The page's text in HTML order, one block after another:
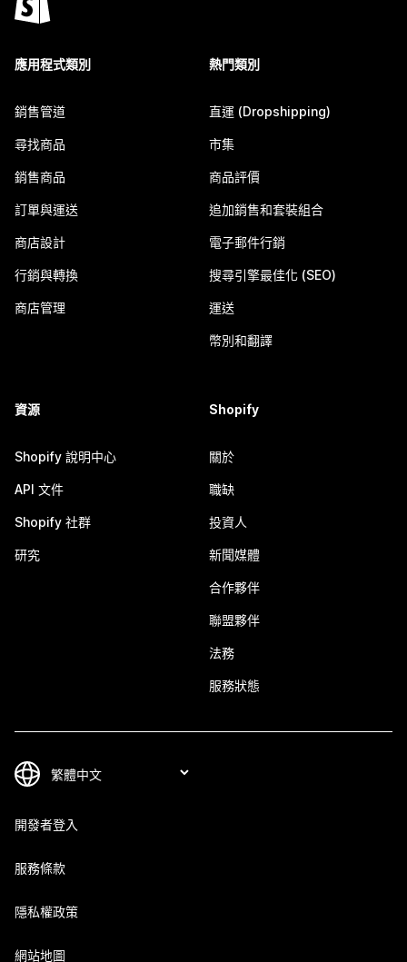
應用程式類別
銷售管道
尋找商品
銷售商品
訂單與運送
商店設計
行銷與轉換
商店管理
熱門類別
直運 (Dropshipping)
市集
商品評價
追加銷售和套裝組合
電子郵件行銷
搜尋引擎最佳化 (SEO)
運送
幣別和翻譯
資源
Shopify 說明中心
API 文件
Shopify 社群
研究
Shopify
關於
職缺
投資人
新聞媒體
合作夥伴
聯盟夥伴
法務
服務狀態
開發者登入
服務條款
隱私權政策
網站地圖